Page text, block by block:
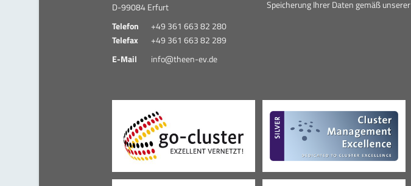
D-99084 Erfurt
Telefon
+49 361 663 82 280
Telefax
+49 361 663 82 289
E-Mail
info@theen-ev.de
Speicherung Ihrer Daten gemäß unserer